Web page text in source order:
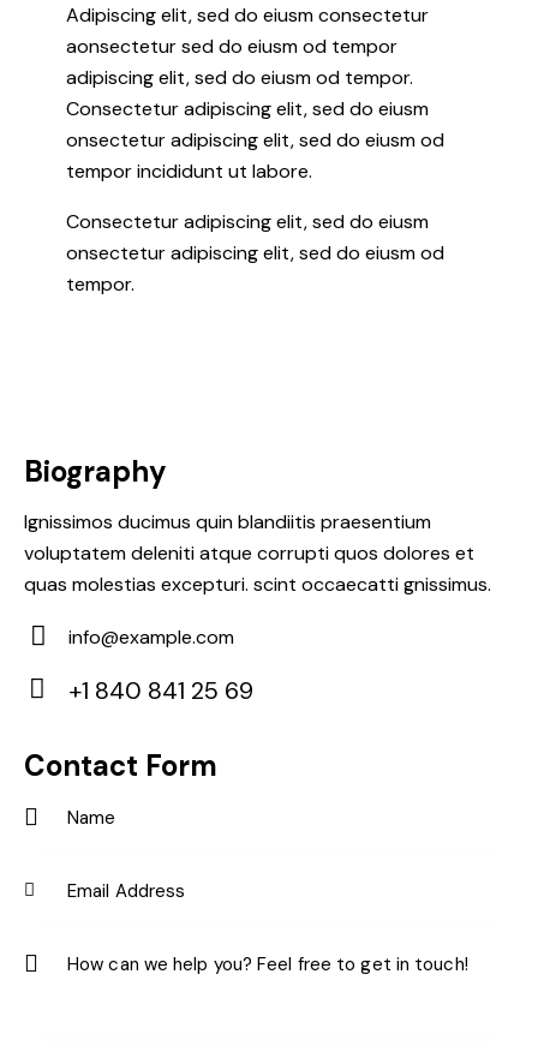
Adipiscing elit, sed do eiusm consectetur
aonsectetur sed do eiusm od tempor
adipiscing elit, sed do eiusm od tempor.
Consectetur adipiscing elit, sed do eiusm
onsectetur adipiscing elit, sed do eiusm od
tempor incididunt ut labore.
Consectetur adipiscing elit, sed do eiusm
onsectetur adipiscing elit, sed do eiusm od
tempor.
Biography
Ignissimos ducimus quin blandiitis praesentium
voluptatem deleniti atque corrupti quos dolores et
quas molestias excepturi. scint occaecatti gnissimus.
m
info@example.com
on
e:
+1 840 841 25 69
Contact Form